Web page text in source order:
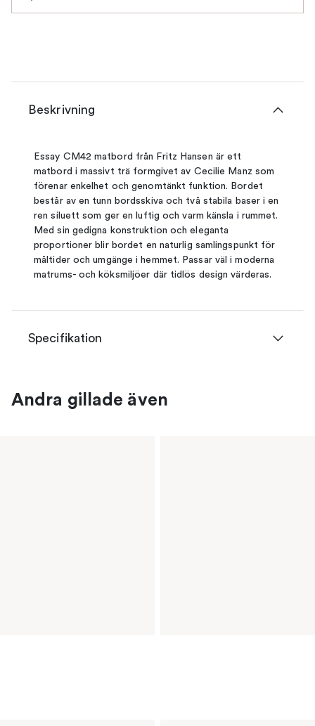
Beskrivning
Essay CM42 matbord från Fritz Hansen är ett
matbord i massivt trä formgivet av Cecilie Manz som
förenar enkelhet och genomtänkt funktion. Bordet
består av en tunn bordsskiva och två stabila baser i en
ren siluett som ger en luftig och varm känsla i rummet.
Med sin gedigna konstruktion och eleganta
proportioner blir bordet en naturlig samlingspunkt för
måltider och umgänge i hemmet. Passar väl i moderna
matrums- och köksmiljöer där tidlös design värderas.
Specifikation
Andra gillade även